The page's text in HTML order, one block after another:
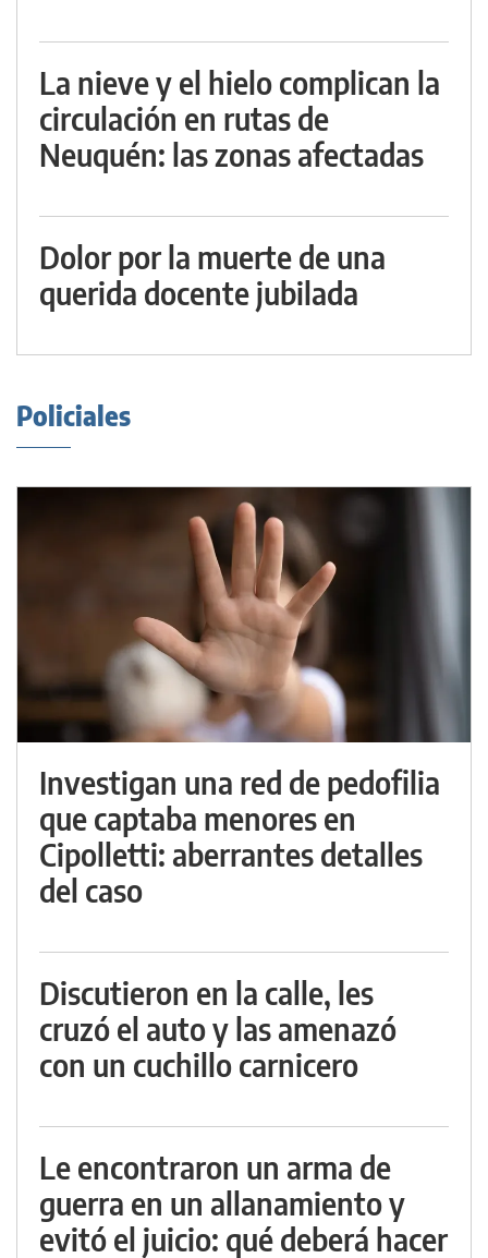
La nieve y el hielo complican la
circulación en rutas de
Neuquén: las zonas afectadas
Dolor por la muerte de una
querida docente jubilada
Policiales
Investigan una red de pedofilia
que captaba menores en
Cipolletti: aberrantes detalles
del caso
Discutieron en la calle, les
cruzó el auto y las amenazó
con un cuchillo carnicero
Le encontraron un arma de
guerra en un allanamiento y
evitó el juicio: qué deberá hacer